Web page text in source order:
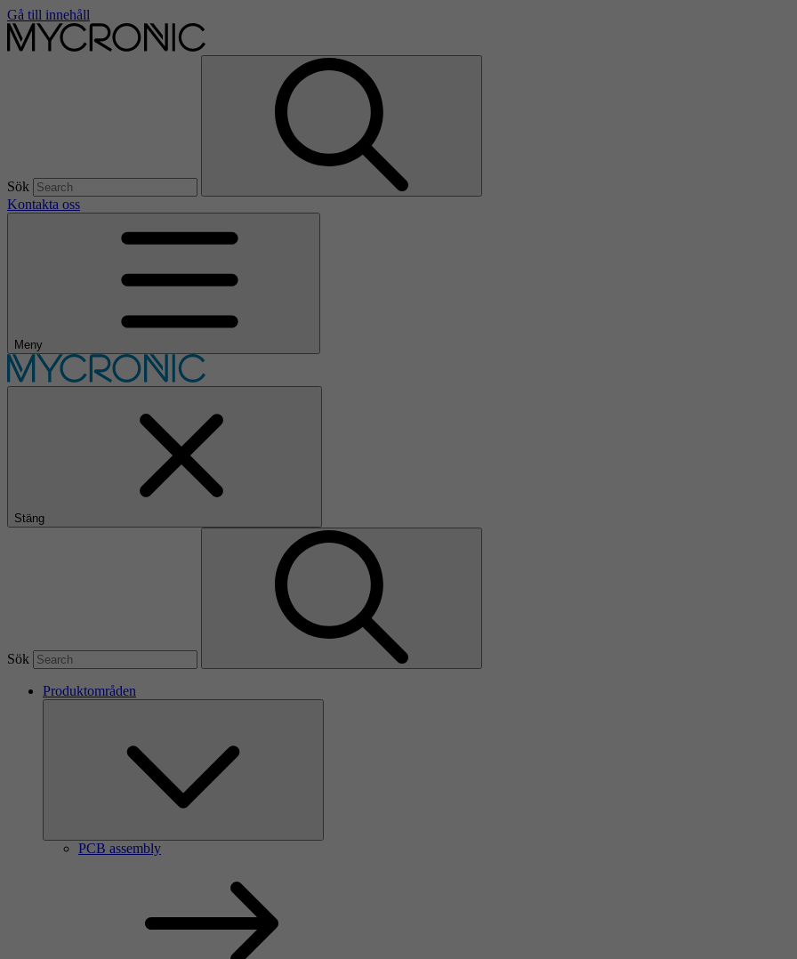
Gå till innehåll
Sök
Kontakta oss
Meny
Stäng
Sök
Produktområden
PCB assembly